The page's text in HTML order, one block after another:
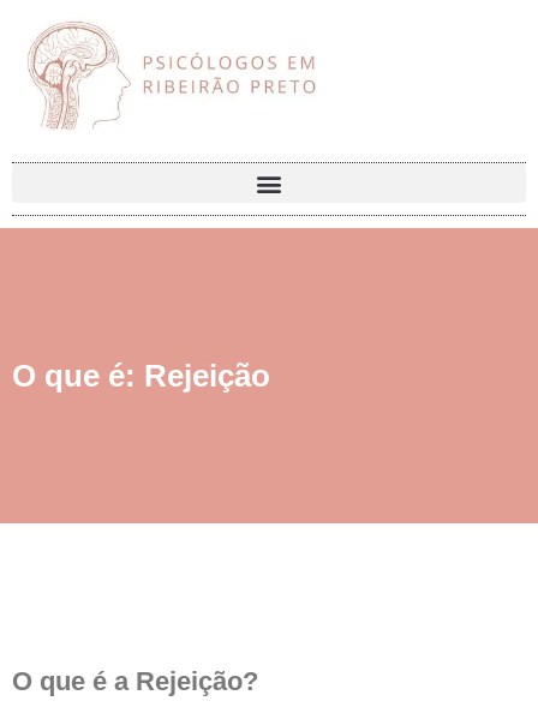
O que é: Rejeição
O que é a Rejeição?